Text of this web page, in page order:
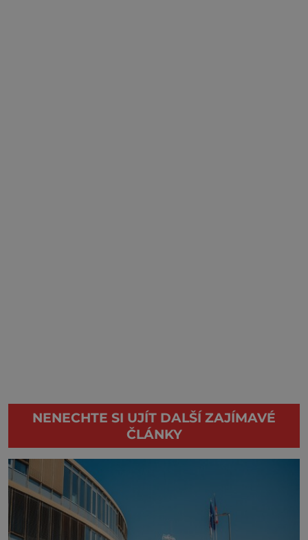
NENECHTE SI UJÍT DALŠÍ ZAJÍMAVÉ
ČLÁNKY